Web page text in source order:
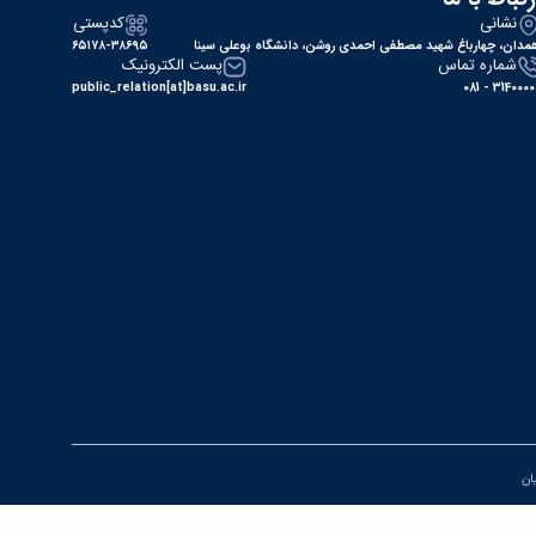
نشانی
چهارباغ شهید مصطفی احمدی روشن، دانشگاه بوعلی سینا
کدپستی
۶۵۱۷۸-۳۸۶۹۵
شماره تماس
31400000 -
پست الکترونیک
public_relation[at]basu.ac.ir